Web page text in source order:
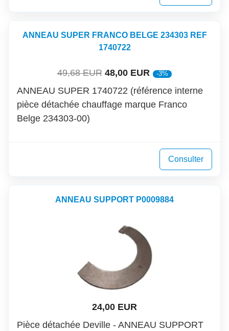
ANNEAU SUPER FRANCO BELGE 234303 REF
1740722
49,68 EUR 48,00 EUR -3%
ANNEAU SUPER 1740722 (référence interne
pièce détachée chauffage marque Franco
Belge 234303-00)
Consulter
ANNEAU SUPPORT P0009884
24,00 EUR
Pièce détachée Deville - ANNEAU SUPPORT